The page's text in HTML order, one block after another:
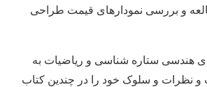
و بررسی نمودارهای قیمت طراحی
هندسی ستاره شناسی و ریاضیات به
نظرات و سلوک خود را در چندین کتاب